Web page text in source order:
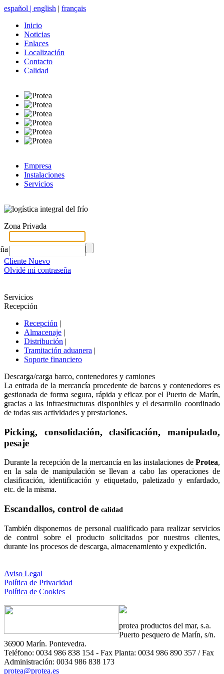
español | english | français
Inicio
Noticias
Enlaces
Localización
Contacto
Calidad
Empresa
Instalaciones
Servicios
logística integral del frío
Zona Privada
Cliente Nuevo
Olvidé mi contraseña
Servicios
Recepción
Recepción |
Almacenaje |
Distribución |
Tramitación aduanera |
Soporte financiero
Descarga/carga barco, contenedores y camiones
La entrada de la mercancía procedente de barcos y contenedores es
gestionada de forma segura, rápida y eficaz por el Puerto de Marín,
gracias a las infraestructuras disponibles y el desarrollo coordinado
de todas sus actividades y prestaciones.
Picking, consolidación, clasificación, manipulado,
pesaje
Durante la recepción de la mercancía en las instalaciones de Protea,
en la sala de manipulación se llevan a cabo las operaciones de
clasificación, identificación y etiquetado, paletizado y enfardado,
etc. de la misma.
Escandallos, control de calidad
También disponemos de personal cualificado para realizar servicios
de control sobre el producto solicitados por nuestros clientes,
durante los procesos de descarga, almacenamiento y expedición.
Aviso Legal
Política de Privacidad
Política de Cookies
protea productos del mar, s.a.
Puerto pesquero de Marín, s/n.
36900 Marín. Pontevedra.
Teléfono: 0034 986 838 154 - Fax Planta: 0034 986 890 357 / Fax
Administración: 0034 986 838 173
protea@protea.es